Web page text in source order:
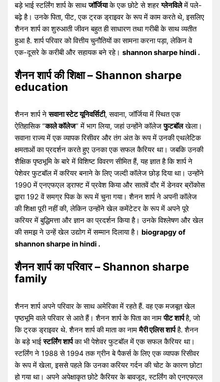
बड़े भाई स्टर्लिंग शार्प के साथजॉर्जियाके एक छोटे से शहरग्लेनविलेमें पले-
बढ़े है। उनके पिता, पीट, एक ट्रक ड्राइवर के रूप में काम करते थे, इसलिए
शैनन शार्प का शुरुआती जीवन बहुत ही साधारण तथा गरीबी के साथ व्यतीत
हुआ है. शार्प परिवार को वित्तीय चुनौतियों का सामना करना पड़ा, लेकिन वे
एक-दूसरे के करीबी और सहायक बने रहे।shannon sharpe hindi .
शैनन शार्प की शिक्षा – Shannon sharpe
education
शैनन शार्प नेसवाना स्टेट यूनिवर्सिटी, सवाना, जॉर्जिया में स्थित एक
ऐतिहासिक “काले कॉलेज” में भाग लिया, जहां उन्होंने कॉलेजफुटबॉलखेला।
सवाना राज्य में एक व्यापक रिसीवर और तंग अंत के रूप में उनकी एथलेटिक
क्षमताओं का प्रदर्शन करते हुए उनका एक सफल कैरियर था। जबकि उनकी
शैक्षिक पृष्ठभूमि के बारे में विशिष्ट विवरण सीमित हैं, यह ज्ञात है कि शार्प ने
पेशेवर फुटबॉल में करियर बनाने के लिए जल्दी कॉलेज छोड़ दिया था। उन्होंने
1990 में एनएफएल ड्राफ्ट में प्रवेश किया और सातवें दौर में डेनवर ब्रोंकोस
द्वारा 192 वें समग्र पिक के रूप में चुना गया। शैनन शार्प ने अपनी कॉलेज
की शिक्षा पूरी नहीं की, लेकिन उन्होंने खेल कमेंटेटर के रूप में अपने पूरे
करियर में बुद्धिमत्ता और ज्ञान का प्रदर्शन किया है। उनके विश्लेषण और खेल
की समझ ने उन्हें खेल उद्योग में सम्मान दिलाया है। biograpgy of
shannon sharpe in hindi .
शैनन शार्प का परिवार – Shannon sharpe
family
शैनन शार्प अपने परिवार के साथ अमेरिका में रहते हैं. वह एक मजबूत खेल
पृष्ठभूमि वाले परिवार से आते हैं। शैनन शार्प के पिता का नामपीट शार्पहै, जो
कि ट्रक ड्राइवर थे. शैनन शार्प की माता का नाममैरी एलिस शार्पहै. शैनन
के बड़े भाईस्टर्लिंग शार्पका भी पेशेवर फुटबॉल में एक सफल कैरियर था।
स्टर्लिंग ने 1988 से 1994 तक ग्रीन बे पैकर्स के लिए एक व्यापक रिसीवर
के रूप में खेला, इससे पहले कि उनका करियर गर्दन की चोट के कारण छोटा
हो गया था। अपने अपेक्षाकृत छोटे कैरियर के बावजूद, स्टर्लिंग को एनएफएल